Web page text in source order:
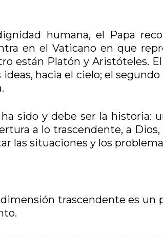
humana, el Papa
en el Vaticano en que
están Platón y Aristóteles.
hacia el cielo; el
sido y debe ser la historia:
a lo trascendente, a
las situaciones y los
trascendente es un